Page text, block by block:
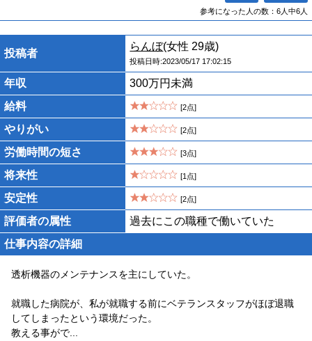
参考になった人の数：6人中6人
投稿者
らんぼ(女性 29歳)
投稿日時:2023/05/17 17:02:15
年収
300万円未満
給料
[2点]
やりがい [2点]
労働時間の短さ [3点]
将来性 [1点]
安定性 [2点]
評価者の属性
過去にこの職種で働いていた
仕事内容の詳細
透析機器のメンテナンスを主にしていた。
就職した病院が、私が就職する前にベテランスタッフがほぼ退職
してしまったという環境だった。
教える事がで